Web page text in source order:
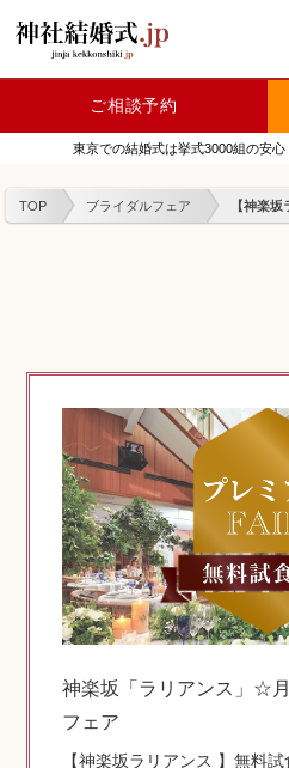
神社を探す
会場を探す
衣裳
特典
フォトプラン
TOKIWAKEプラン
相談カウンター
神社結婚式のいろいろ
ご相談予約
東京での結婚式は挙式3000組の安
TOP ブライダルフェア 【神楽
神楽坂「ラリアンス」☆
フェア
【神楽坂ラリアンス 】無料